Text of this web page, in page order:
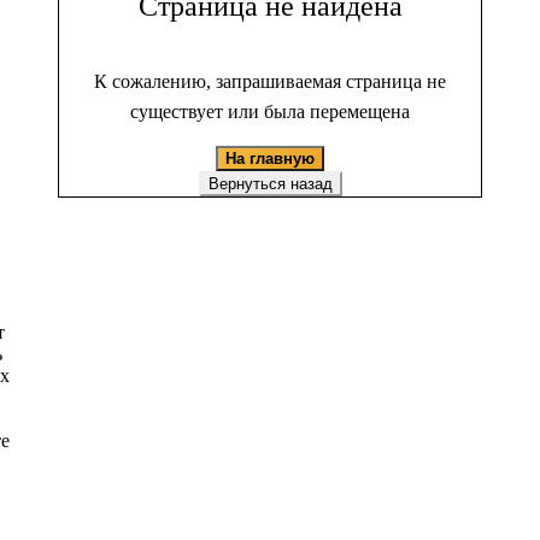
К сожалению, запрашиваемая страница не
существует или была перемещена
На главную
Вернуться назад